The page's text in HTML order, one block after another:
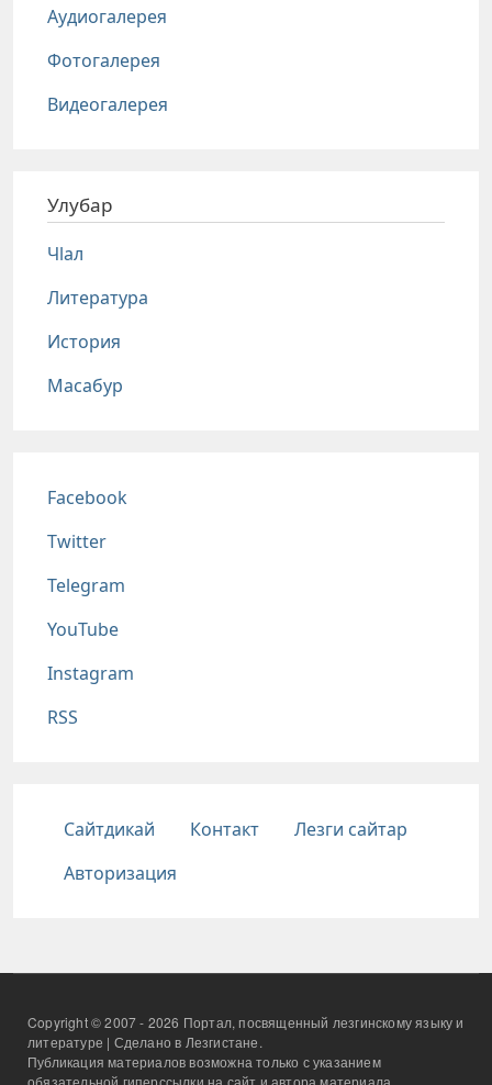
Аудиогалерея
Фотогалерея
Видеогалерея
Улубар
Чlал
Литература
История
Масабур
Соц сети
Facebook
Twitter
Telegram
YouTube
Instagram
RSS
Подвал
Сайтдикай Контакт
Лезги сайтар
Авторизация
Copyright © 2007 - 2026 Портал, посвященный лезгинскому языку и
литературе | Сделано в Лезгистане.
Публикация материалов возможна только с указанием
обязательной гиперссылки на сайт и автора материала.